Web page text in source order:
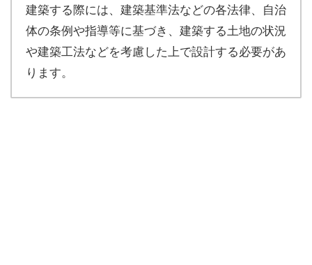
建築する際には、建築基準法などの各法律、自治
体の条例や指導等に基づき、建築する土地の状況
や建築工法などを考慮した上で設計する必要があ
ります。